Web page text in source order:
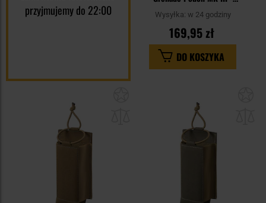
przyjmujemy do 22:00
MultiCam Tropic
Wysyłka: w 24 godziny
169,95 zł
DO KOSZYKA